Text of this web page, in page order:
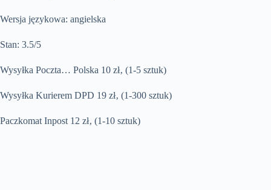
Wersja językowa: angielska
Stan: 3.5/5
Wysyłka Poczta… Polska 10 zł‚ (1-5 sztuk)
Wysyłka Kurierem DPD 19 zł‚ (1-300 sztuk)
Paczkomat Inpost 12 zł‚ (1-10 sztuk)